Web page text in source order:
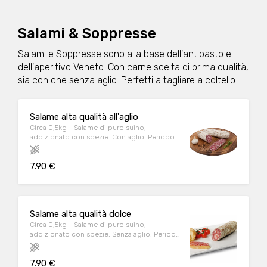
Salami & Soppresse
Salami e Soppresse sono alla base dell'antipasto e
dell'aperitivo Veneto. Con carne scelta di prima qualità,
sia con che senza aglio. Perfetti a tagliare a coltello
Salame alta qualità all'aglio
Circa 0,5kg - Salame di puro suino,
addizionato con spezie. Con aglio. Periodo
di stagionatura media: 40/60gg. Togliere il
budello esterno prima di mangiare.
7.90 €
Salame alta qualità dolce
Circa 0,5kg - Salame di puro suino,
addizionato con spezie. Senza aglio. Periodo
di stagionatura media: 40/60gg. Togliere il
budello esterno prima di mangiare.
7.90 €